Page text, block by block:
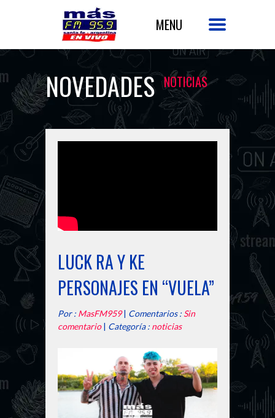
NOVEDADES NOTICIAS
LUCK RA Y KE
PERSONAJES EN “VUELA”
Por : MasFM959| Comentarios : Sin
comentario| Categoría : noticias